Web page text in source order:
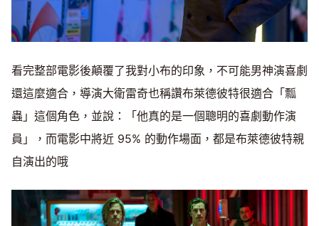
看完整部電影後顛覆了我對小布的印象，不可能男神演喜劇
還這麼適合，導演大衛雷奇也稱讚布萊德彼特很適合「瓢
蟲」這個角色，並說：「他真的是一個聰明的喜劇動作演
員」，而電影中將近 95% 的動作場面，都是布萊德彼特親
自演出的哦